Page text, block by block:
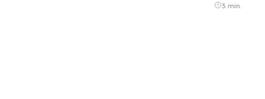
3 min.